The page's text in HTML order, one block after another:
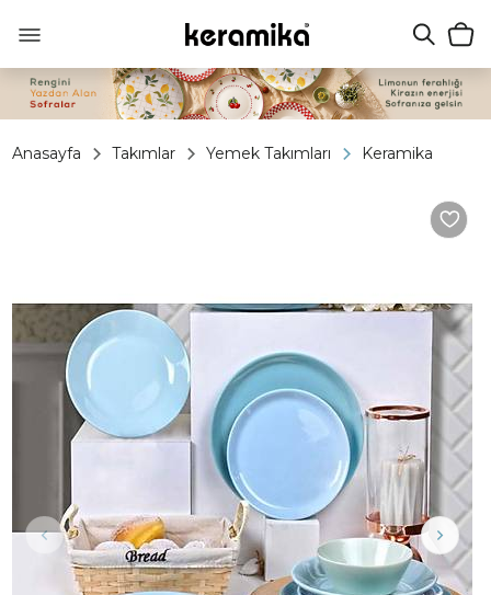
Anasayfa Takımlar Yemek Takımları Keramika